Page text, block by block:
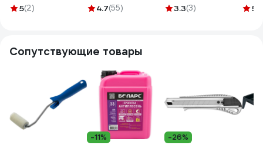
300 гр 7254
5(2)
TOTAL 70
4.7(55)
флизелин,
3.3(3)
200
5
Сопутствующие товары
-11% -26%